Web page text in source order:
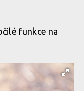
funkce na